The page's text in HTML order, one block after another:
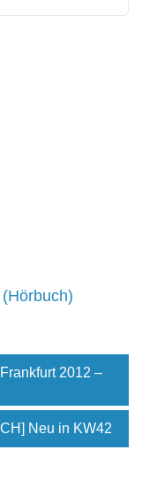
2012 –
Neu in KW42